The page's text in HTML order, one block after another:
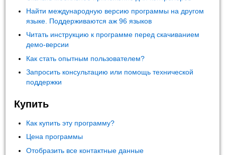
Найти международную версию программы на другом
языке. Поддерживаются аж 96 языков
Читать инструкцию к программе перед скачиванием
демо-версии
Как стать опытным пользователем?
Запросить консультацию или помощь технической
поддержки
Купить
Как купить эту программу?
Цена программы
Отобразить все контактные данные